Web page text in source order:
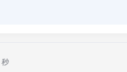
秒